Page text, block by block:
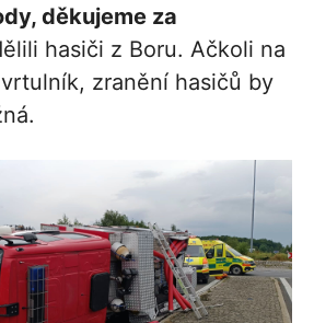
děkujeme za
hasiči z Boru. Ačkoli na
zranění hasičů by